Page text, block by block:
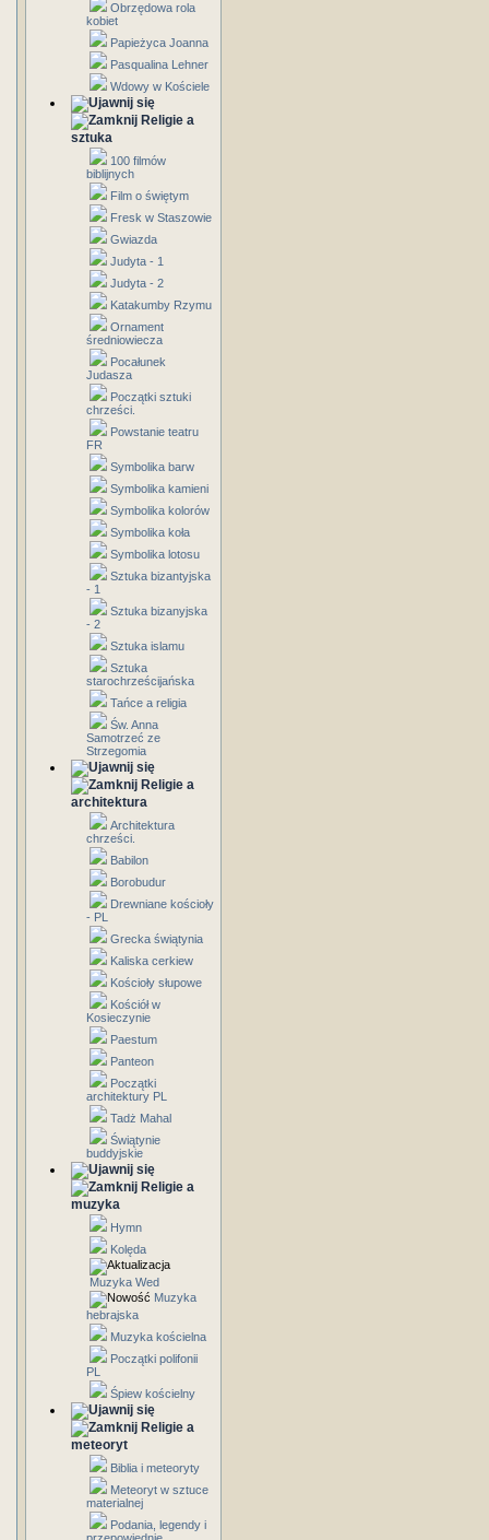
Obrzędowa rola
kobiet
Papieżyca Joanna
Pasqualina Lehner
Wdowy w Kościele
Religie a
sztuka
100 filmów
biblijnych
Film o świętym
Fresk w Staszowie
Gwiazda
Judyta - 1
Judyta - 2
Katakumby Rzymu
Ornament
średniowiecza
Pocałunek
Judasza
Początki sztuki
chrześci.
Powstanie teatru
FR
Symbolika barw
Symbolika kamieni
Symbolika kolorów
Symbolika koła
Symbolika lotosu
Sztuka bizantyjska
- 1
Sztuka bizanyjska
- 2
Sztuka islamu
Sztuka
starochrześcijańska
Tańce a religia
Św. Anna
Samotrzeć ze
Strzegomia
Religie a
architektura
Architektura
chrześci.
Babilon
Borobudur
Drewniane kościoły
- PL
Grecka świątynia
Kaliska cerkiew
Kościoły słupowe
Kościół w
Kosieczynie
Paestum
Panteon
Początki
architektury PL
Tadż Mahal
Świątynie
buddyjskie
Religie a
muzyka
Hymn
Kolęda
Muzyka Wed
Muzyka
hebrajska
Muzyka kościelna
Początki polifonii
PL
Śpiew kościelny
Religie a
meteoryt
Biblia i meteoryty
Meteoryt w sztuce
materialnej
Podania, legendy i